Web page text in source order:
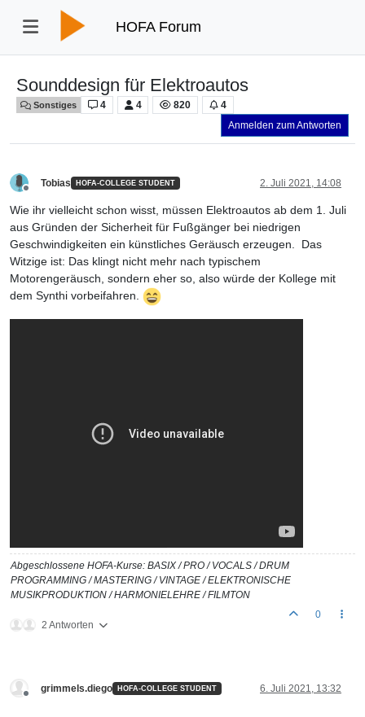
HOFA Forum
Sounddesign für Elektroautos
Sonstiges 4 4 820
4
Anmelden zum Antworten
Tobias HOFA-COLLEGE STUDENT 2. Juli 2021, 14:08
Wie ihr vielleicht schon wisst, müssen Elektroautos ab dem 1. Juli
aus Gründen der Sicherheit für Fußgänger bei niedrigen
Geschwindigkeiten ein künstliches Geräusch erzeugen. Das
Witzige ist: Das klingt nicht mehr nach typischem
Motorengeräusch, sondern eher so, also würde der Kollege mit
dem Synthi vorbeifahren.
Abgeschlossene HOFA-Kurse: BASIX / PRO / VOCALS / DRUM
PROGRAMMING / MASTERING / VINTAGE / ELEKTRONISCHE
MUSIKPRODUKTION / HARMONIELEHRE / FILMTON
2 Antworten
0
grimmels.diego HOFA-COLLEGE STUDENT 6. Juli 2021, 13:32